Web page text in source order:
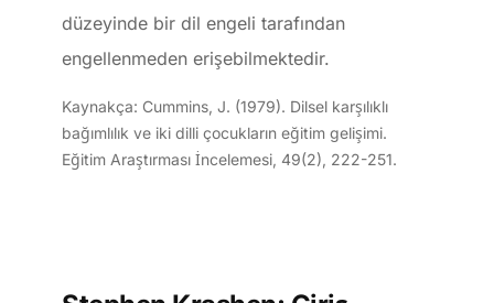
düzeyinde bir dil engeli tarafından
engellenmeden erişebilmektedir.
Kaynakça: Cummins, J. (1979). Dilsel karşılıklı
bağımlılık ve iki dilli çocukların eğitim gelişimi.
Eğitim Araştırması İncelemesi, 49(2), 222-251.